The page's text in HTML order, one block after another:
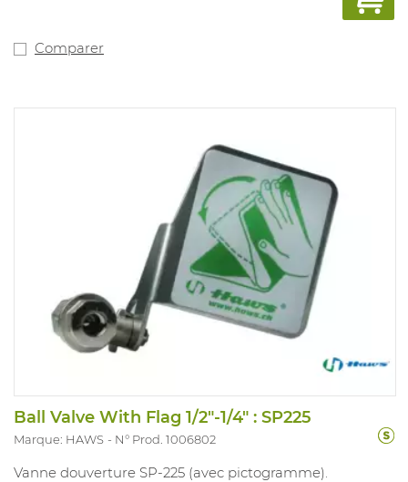
Comparer
Ball Valve With Flag 1/2"-1/4" : SP225
Marque: HAWS N° Prod. 1006802
Vanne douverture SP-225 (avec pictogramme).